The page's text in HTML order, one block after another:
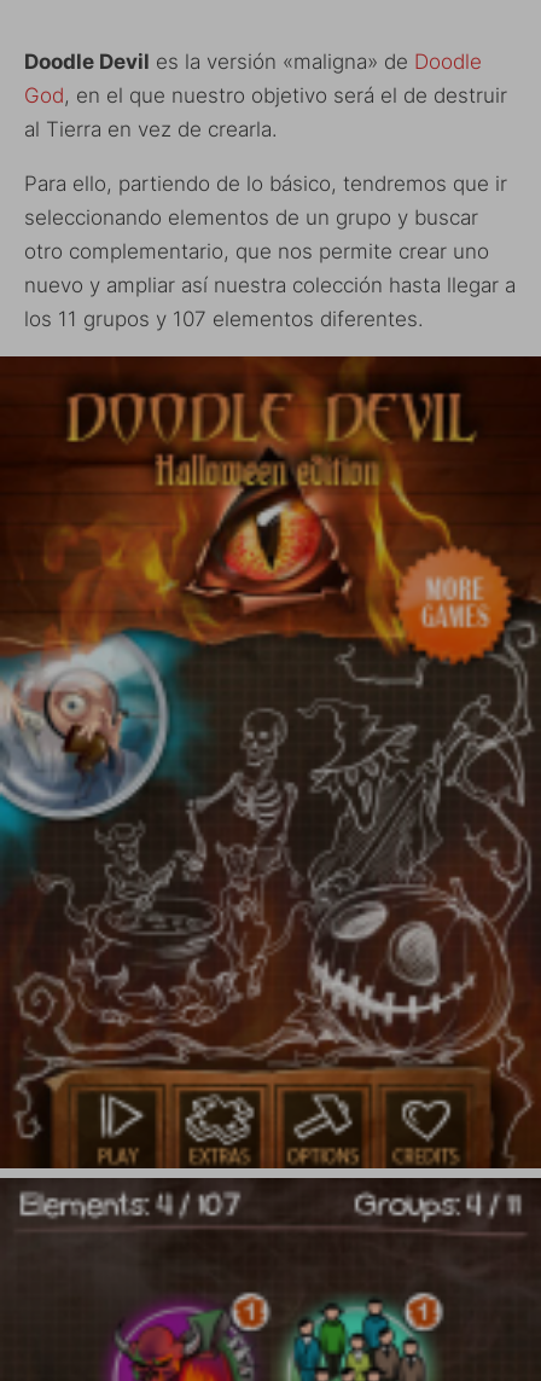
Doodle Devil es la versión «maligna» de Doodle
God, en el que nuestro objetivo será el de destruir
al Tierra en vez de crearla.
Para ello, partiendo de lo básico, tendremos que ir
seleccionando elementos de un grupo y buscar
otro complementario, que nos permite crear uno
nuevo y ampliar así nuestra colección hasta llegar a
los 11 grupos y 107 elementos diferentes.